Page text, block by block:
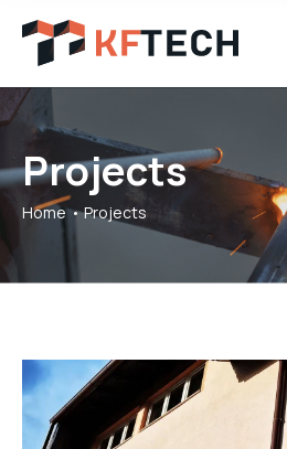
Projects
Home Projects